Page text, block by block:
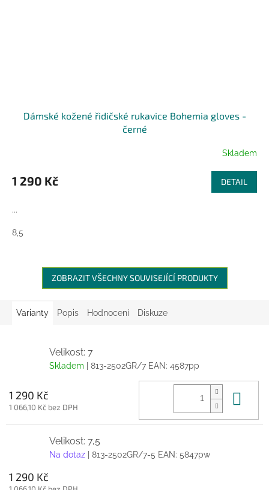
Dámské kožené řidičské rukavice Bohemia gloves -
černé
Skladem
1 290 Kč DETAIL
...
8,5
ZOBRAZIT VŠECHNY SOUVISEJÍCÍ PRODUKTY
Varianty Popis Hodnocení Diskuze
Velikost: 7
Skladem | 813-2502GR/7 EAN: 4587pp
1 290 Kč
1 066,10 Kč bez DPH
Velikost: 7,5
Na dotaz | 813-2502GR/7-5 EAN: 5847pw
1 290 Kč